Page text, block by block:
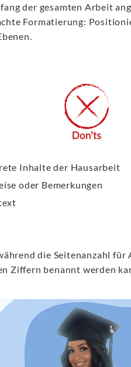
der gesamten Arbeit
Formatierung:
Inhalte der Hausarbeit
oder Bemerkungen
die Seitenanzahl für
Ziffern benannt werden